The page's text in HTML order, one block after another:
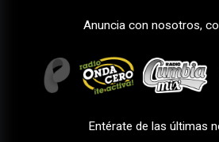
Anuncia con nosotros,
Entérate de las últimas